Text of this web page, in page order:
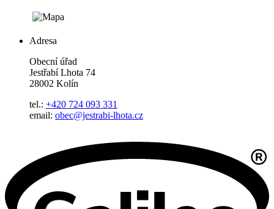
Adresa
Obecní úřad
Jestřabí Lhota 74
28002 Kolín
tel.: +420 724 093 331
email: obec@jestrabi-lhota.cz